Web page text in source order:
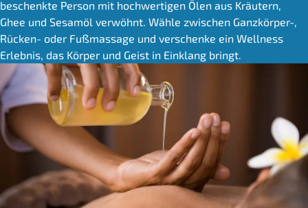
beschenkte Person mit hochwertigen Ölen aus Kräutern,
Ghee und Sesamöl verwöhnt. Wähle zwischen Ganzkörper-,
Rücken- oder Fußmassage und verschenke ein Wellness
Erlebnis, das Körper und Geist in Einklang bringt.